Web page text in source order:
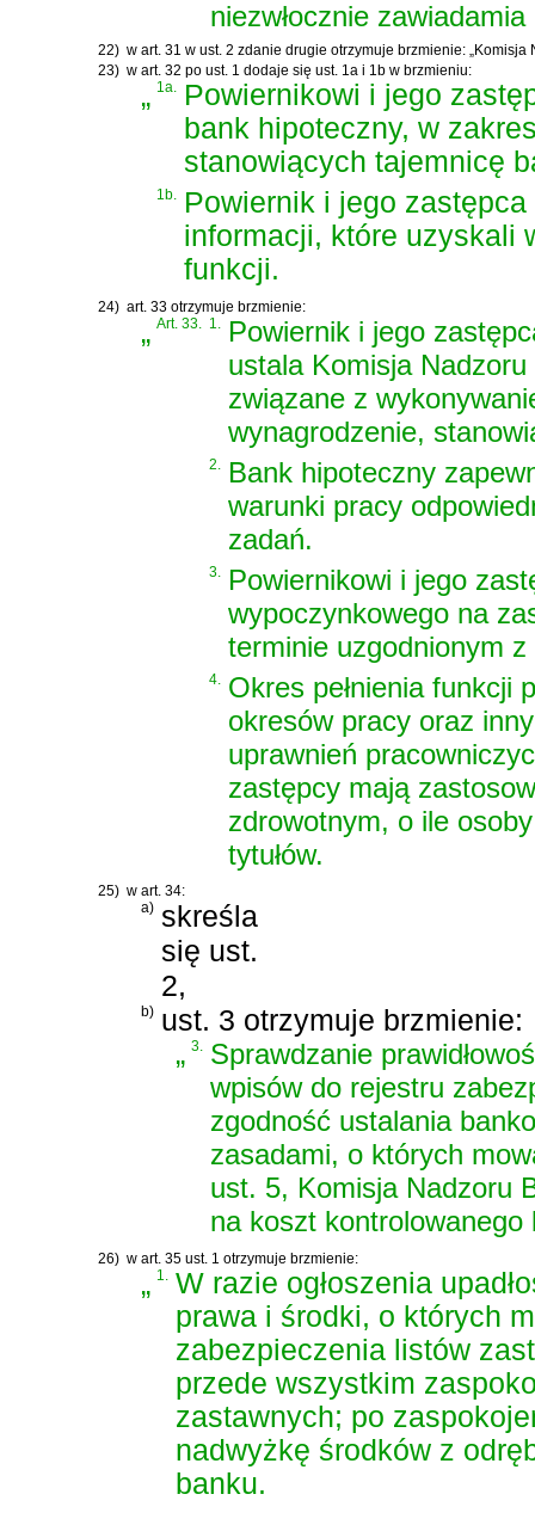
niezwłocznie
22) w art. 31 w ust. 2 zdanie drugie otrzymuje brzmienie:
23) w art. 32 po ust. 1 dodaje się ust. 1a i 1b w brzmieniu:
„1a. Powiernikowi i jego
bank hipoteczny, w
stanowiących tajemnicę
1b. Powiernik i jego
informacji, które uzyskali
funkcji.
24) art. 33 otrzymuje brzmienie:
„Art. 33. 1. Powiernik i jego
ustala Komisja
związane z
wynagrodzenie,
2. Bank hipoteczny
warunki pracy
zadań.
3. Powiernikowi i jego
wypoczynkowego na
terminie uzgodnionym
4. Okres pełnienia funkcji
okresów pracy oraz
uprawnień
zastępcy mają
zdrowotnym, o ile
tytułów.
25) w art. 34:
a) skreśla
się ust.
2,
b) ust. 3 otrzymuje brzmienie:
„3. Sprawdzanie
wpisów do rejestru
zgodność ustalania
zasadami, o których
ust. 5, Komisja Nadzoru
na koszt kontrolowanego
26) w art. 35 ust. 1 otrzymuje brzmienie:
„1. W razie ogłoszenia
prawa i środki, o których
zabezpieczenia listów
przede wszystkim
zastawnych; po
nadwyżkę środków z
banku.